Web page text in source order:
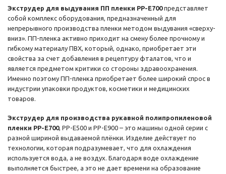
Экструдер для выдувания ПП пленки PP-E700представляет
собой комплекс оборудования, предназначенный для
непрерывного производства пленки методом выдувания «сверху-
вниз». ПП-пленка активно приходит на смену более прочному и
гибкому материалу ПВХ, который, однако, приобретает эти
свойства за счет добавления в рецептуру фталатов, что и
является предметом критики со стороны здравоохранения.
Именно поэтому ПП-пленка приобретает более широкий спрос в
индустрии упаковки продуктов, косметики и медицинских
товаров.
Экструдер для производства рукавной полипропиленовой
пленки PP-E700, PP-E500 и PP-E900 – это машины одной серии с
разной шириной выдаваемой плёнки. Изделие действует по
технологии, которая подразумевает, что для охлаждения
используется вода, а не воздух. Благодаря воде охлаждение
выполняется быстрее, а это не дает времени на образование